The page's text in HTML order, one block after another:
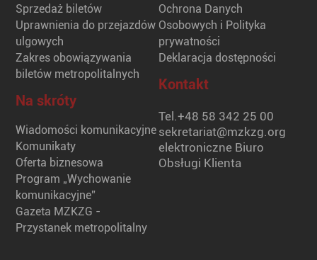
Sprzedaż biletów
Uprawnienia do przejazdów
ulgowych
Zakres obowiązywania
biletów metropolitalnych
Na skróty
Wiadomości komunikacyjne
Komunikaty
Oferta biznesowa
Program „Wychowanie
komunikacyjne”
Gazeta MZKZG -
Przystanek metropolitalny
Ochrona Danych
Osobowych i Polityka
prywatności
Deklaracja dostępności
Kontakt
Tel.+48 58 342 25 00
sekretariat@mzkzg.org
elektroniczne Biuro
Obsługi Klienta